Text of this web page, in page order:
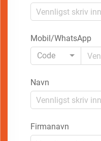
Mobil/WhatsApp
Code
Navn
Firmanavn